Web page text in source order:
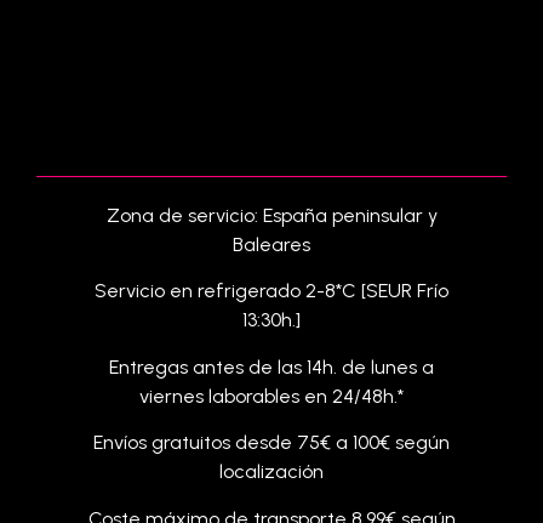
Zona de servicio: España peninsular y
Baleares
Servicio en refrigerado 2-8*C [SEUR Frío
13:30h.]
Entregas antes de las 14h. de lunes a
viernes laborables en 24/48h.*
Envíos gratuitos desde 75€ a 100€ según
localización
Coste máximo de transporte 8,99€ según